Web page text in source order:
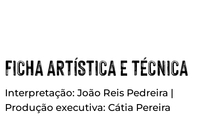
FICHA ARTÍSTICA E TÉCNICA
Interpretação: João Reis Pedreira |
Produção executiva: Cátia Pereira